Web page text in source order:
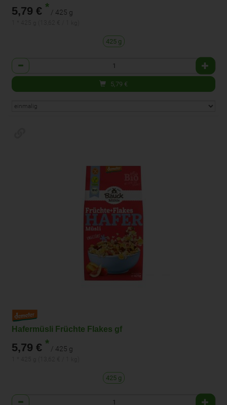
5,79 € * / 425 g
425 g
Anzahl
5,79 €
Hafermüsli Früchte Flakes gf
5,79 € * / 425 g
425 g
Anzahl